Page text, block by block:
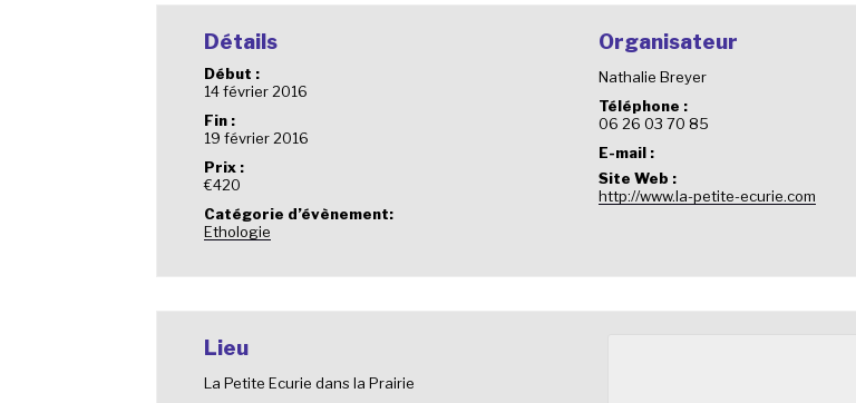
Détails
Début :
14 février 2016
Fin :
19 février 2016
Prix :
€420
Catégorie d’évènement:
Ethologie
Organisateur
Nathalie Breyer
Téléphone :
06 26 03 70 85
E-mail :
Site Web :
http://www.la-petite-ecurie.com
Lieu
La Petite Ecurie dans la Prairie